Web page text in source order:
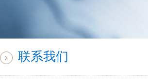
联系我们